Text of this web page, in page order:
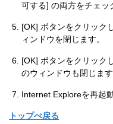
可する] の両方をチェッ
[OK] ボタンをクリック
ィンドウを閉じます。
[OK] ボタンをクリック
のウィンドウも閉じます
Internet Exploreを再起
トップぺ戻る